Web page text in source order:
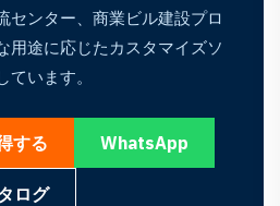
センター、商業ビル建設プロ
用途に応じたカスタマイズソ
ています。
する WhatsApp
ログ